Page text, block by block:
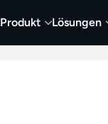
Produkt Lösungen
Screen Capture